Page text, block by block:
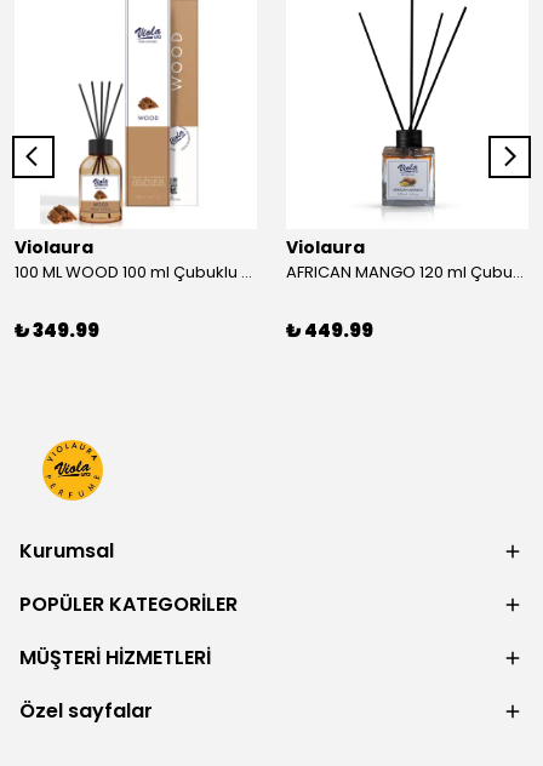
Violaura
100 ML WOOD 100 ml Çubuklu Oda Kokusu
₺ 349.99
Violaura
AFRICAN MANGO 120 ml Çubuklu Oda Kokusu
₺ 449.99
Kurumsal
POPÜLER KATEGORİLER
MÜŞTERİ HİZMETLERİ
Özel sayfalar